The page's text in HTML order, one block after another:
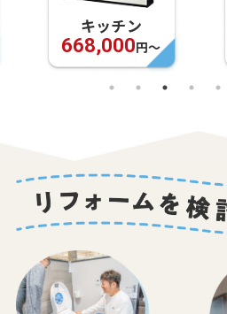
キッチン
668,000円〜